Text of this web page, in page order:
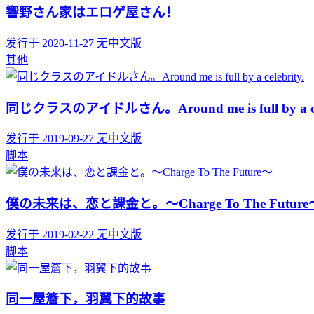
響野さん家はエロゲ屋さん！
发行于 2020-11-27 无中文版
其他
同じクラスのアイドルさん。Around me is full by a
发行于 2019-09-27 无中文版
脚本
僕の未来は、恋と課金と。～Charge To The Future
发行于 2019-02-22 无中文版
脚本
同一屋簷下，羽翼下的故事